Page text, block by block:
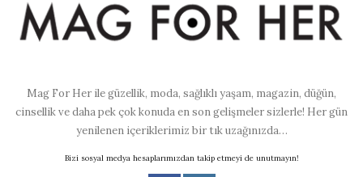
Mag For Her ile güzellik, moda, sağlıklı yaşam, magazin, düğün,
cinsellik ve daha pek çok konuda en son gelişmeler sizlerle! Her gün
yenilenen içeriklerimiz bir tık uzağınızda…
Bizi sosyal medya hesaplarımızdan takip etmeyi de unutmayın!